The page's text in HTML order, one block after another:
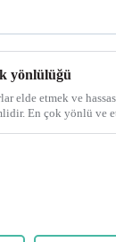
yönlülüğü
elde etmek ve